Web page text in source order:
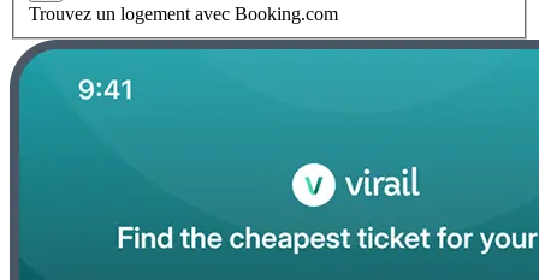
Trouvez un logement avec Booking.com